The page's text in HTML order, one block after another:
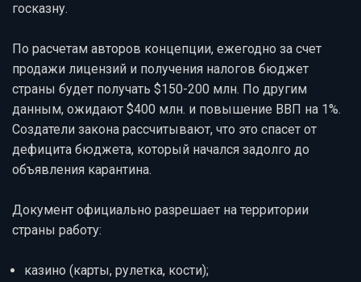
госказну.
По расчетам авторов концепции, ежегодно за счет
продажи лицензий и получения налогов бюджет
страны будет получать $150-200 млн. По другим
данным, ожидают $400 млн. и повышение ВВП на 1%.
Создатели закона рассчитывают, что это спасет от
дефицита бюджета, который начался задолго до
объявления карантина.
Документ официально разрешает на территории
страны работу:
казино (карты, рулетка, кости);